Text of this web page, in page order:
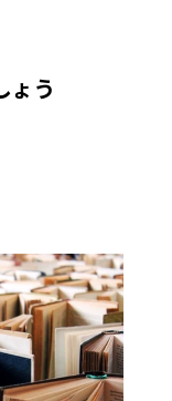
ょう